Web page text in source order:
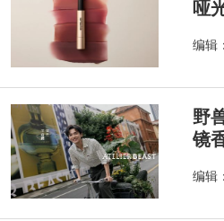
哑
编辑：
野
镜
编辑：